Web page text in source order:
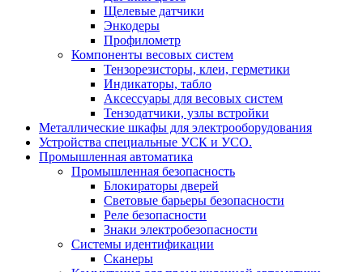
Щелевые датчики
Энкодеры
Профилометр
Компоненты весовых систем
Тензорезисторы, клеи, герметики
Индикаторы, табло
Аксессуары для весовых систем
Тензодатчики, узлы встройки
Металлические шкафы для электрооборудования
Устройства специальные УСК и УСО.
Промышленная автоматика
Промышленная безопасность
Блокираторы дверей
Световые барьеры безопасности
Реле безопасности
Знаки электробезопасности
Системы идентификации
Сканеры